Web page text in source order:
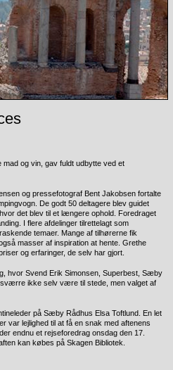
og vin, gav fuldt udbytte ved et
og pressefotograf Bent Jakobsen fortalte
De godt 50 deltagere blev guidet
det blev til et længere ophold. Foredraget
I flere afdelinger tilrettelagt som
temaer. Mange af tilhørerne fik
masser af inspiration at hente. Grethe
og erfaringer, de selv har gjort.
hvor Svend Erik Simonsen, Superbest, Sæby
ikke selv være til stede, men valget af
på Sæby Rådhus Elsa Toftlund. En let
var lejlighed til at få en snak med aftenens
endnu et rejseforedrag onsdag den 17.
kan købes på Skagen Bibliotek.